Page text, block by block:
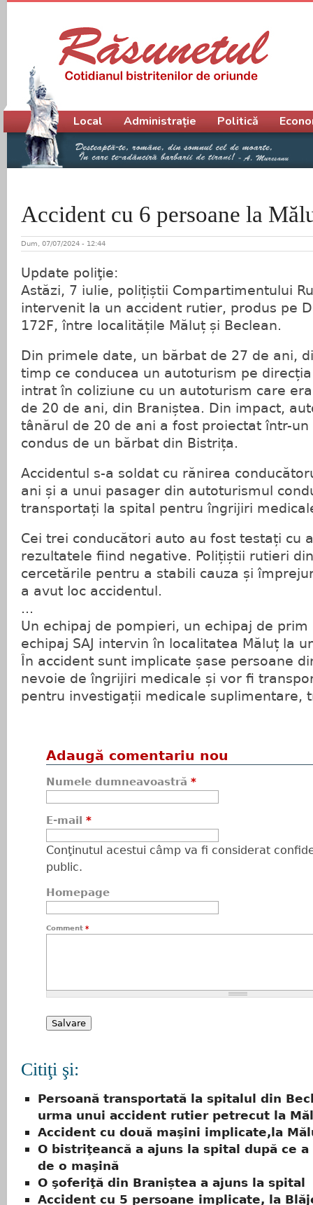
Accident cu 6 persoane la
Dum, 07/07/2024 - 12:44
Update poliţie:
Astăzi, 7 iulie, polițiștii Compartimentului
intervenit la un accident rutier, produs pe
172F, între localitățile Măluț și Beclean.
Din primele date, un bărbat de 27 de ani,
timp ce conducea un autoturism pe
intrat în coliziune cu un autoturism care
de 20 de ani, din Braniștea. Din impact,
tânărul de 20 de ani a fost proiectat într-
condus de un bărbat din Bistrița.
Accidentul s-a soldat cu rănirea
ani și a unui pasager din autoturismul
transportați la spital pentru îngrijiri
Cei trei conducători auto au fost testați cu
rezultatele fiind negative. Polițiștii rutieri
cercetările pentru a stabili cauza și
a avut loc accidentul.
...
Un echipaj de pompieri, un echipaj de prim
echipaj SAJ intervin în localitatea Măluț la
În accident sunt implicate șase persoane
nevoie de îngrijiri medicale și vor fi
pentru investigații medicale suplimentare,
Adaugă comentariu nou
Numele dumneavoastră *
E-mail *
Conţinutul acestui câmp va fi considerat
public.
Homepage
Comment *
Citiţi şi:
Persoană transportată la spitalul din
urma unui accident rutier petrecut la
Accident cu două maşini implicate,la
O bistriţeancă a ajuns la spital după ce
de o maşină
O şoferiţă din Braniștea a ajuns la spital
Accident cu 5 persoane implicate, la
Meniu principal
Local Administrație Politică